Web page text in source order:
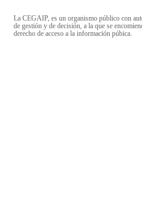
La CEGAIP, es un organismo público con
de gestión y de decisión, a la que se
derecho de acceso a la información púbica.